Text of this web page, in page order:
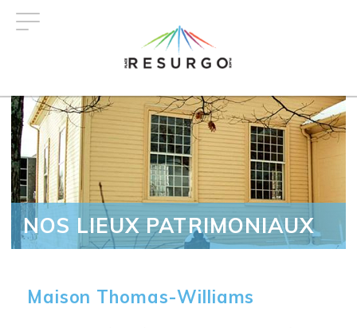
NOS LIEUX PATRIMONIAUX
Maison Thomas-Williams